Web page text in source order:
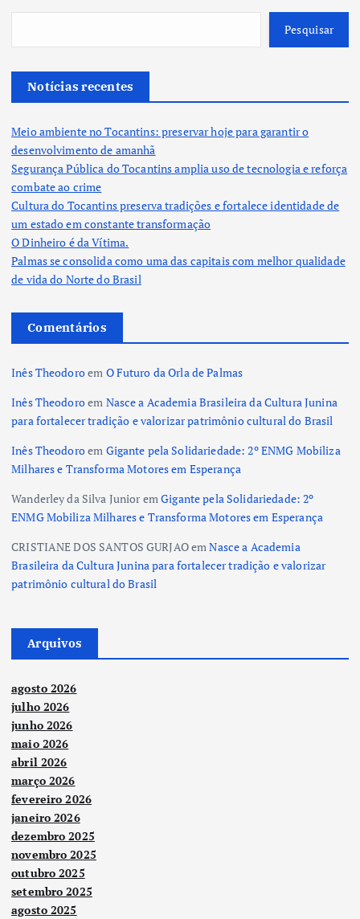
Pesquisar
Notícias recentes
Meio ambiente no Tocantins: preservar hoje para garantir o
desenvolvimento de amanhã
Segurança Pública do Tocantins amplia uso de tecnologia e reforça
combate ao crime
Cultura do Tocantins preserva tradições e fortalece identidade de
um estado em constante transformação
O Dinheiro é da Vítima.
Palmas se consolida como uma das capitais com melhor qualidade
de vida do Norte do Brasil
Comentários
Inês Theodoroem O Futuro da Orla de Palmas
Inês Theodoroem Nasce a Academia Brasileira da Cultura Junina
para fortalecer tradição e valorizar patrimônio cultural do Brasil
Inês Theodoroem Gigante pela Solidariedade: 2º ENMG Mobiliza
Milhares e Transforma Motores em Esperança
Wanderley da Silva JunioremGigante pela Solidariedade: 2º
ENMG Mobiliza Milhares e Transforma Motores em Esperança
CRISTIANE DOS SANTOS GURJAOemNasce a Academia
Brasileira da Cultura Junina para fortalecer tradição e valorizar
patrimônio cultural do Brasil
Arquivos
agosto 2026
julho 2026
junho 2026
maio 2026
abril 2026
março 2026
fevereiro 2026
janeiro 2026
dezembro 2025
novembro 2025
outubro 2025
setembro 2025
agosto 2025